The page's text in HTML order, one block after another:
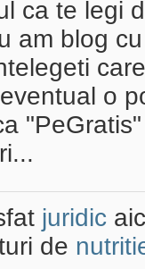
ca te legi
am blog
o
juridic
de